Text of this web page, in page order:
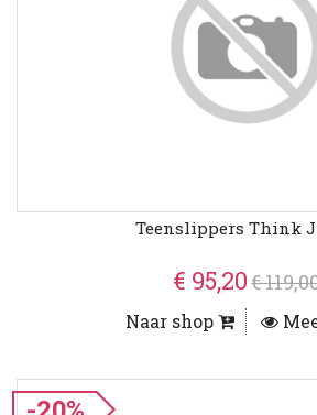
Teenslippers Think
€ 95,20€
Naar shop